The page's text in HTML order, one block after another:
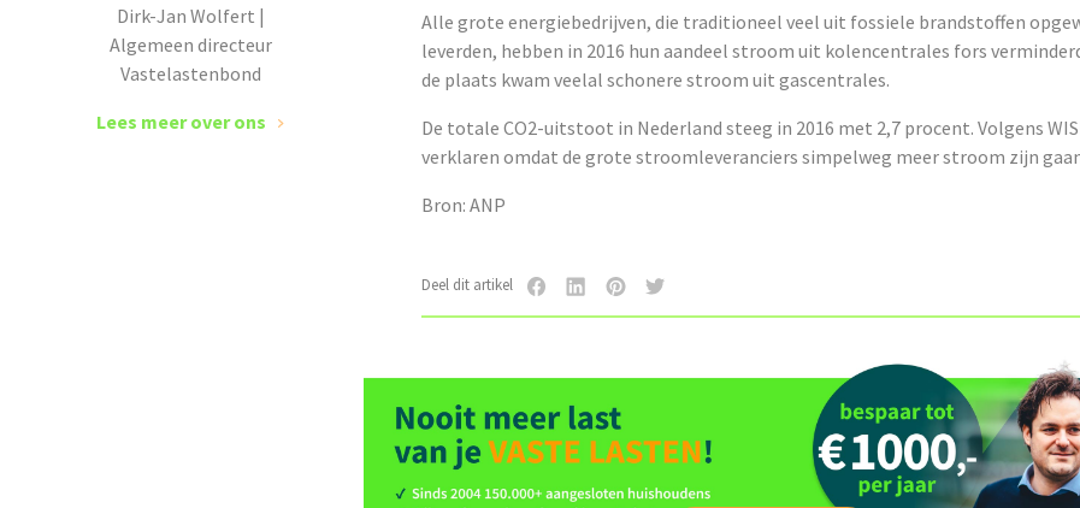
Dirk-Jan Wolfert |
Algemeen directeur
Vastelastenbond
Lees meer over ons
Alle grote energiebedrijven, die traditioneel veel uit fossiele brandstoffen
leverden, hebben in 2016 hun aandeel stroom uit kolencentrales fors
de plaats kwam veelal schonere stroom uit gascentrales.
De totale CO2-uitstoot in Nederland steeg in 2016 met 2,7 procent. Volgens
verklaren omdat de grote stroomleveranciers simpelweg meer stroom zijn
Bron: ANP
Deel dit artikel